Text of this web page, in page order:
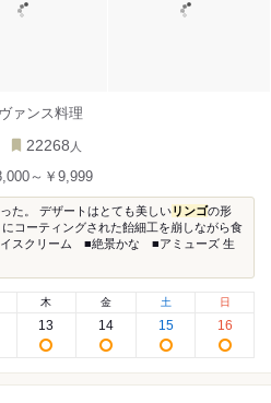
ァンス料理
22268 人
～￥9,999
た。 デザートはとても美しいリンゴの形
コーティングされた飴細工を崩しながら食
イスクリーム ■絶景かな ■アミューズ 生
木
13
金
14
土
15
日
16